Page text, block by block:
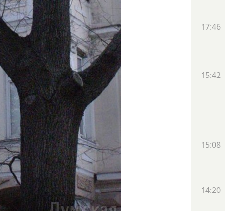
17:46
15:42
15:08
14:20